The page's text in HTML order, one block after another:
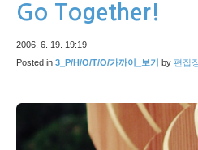
Go Together!
2006. 6. 19. 19:19
Posted in 3_P/H/O/T/O/가까이_보기 by 편집